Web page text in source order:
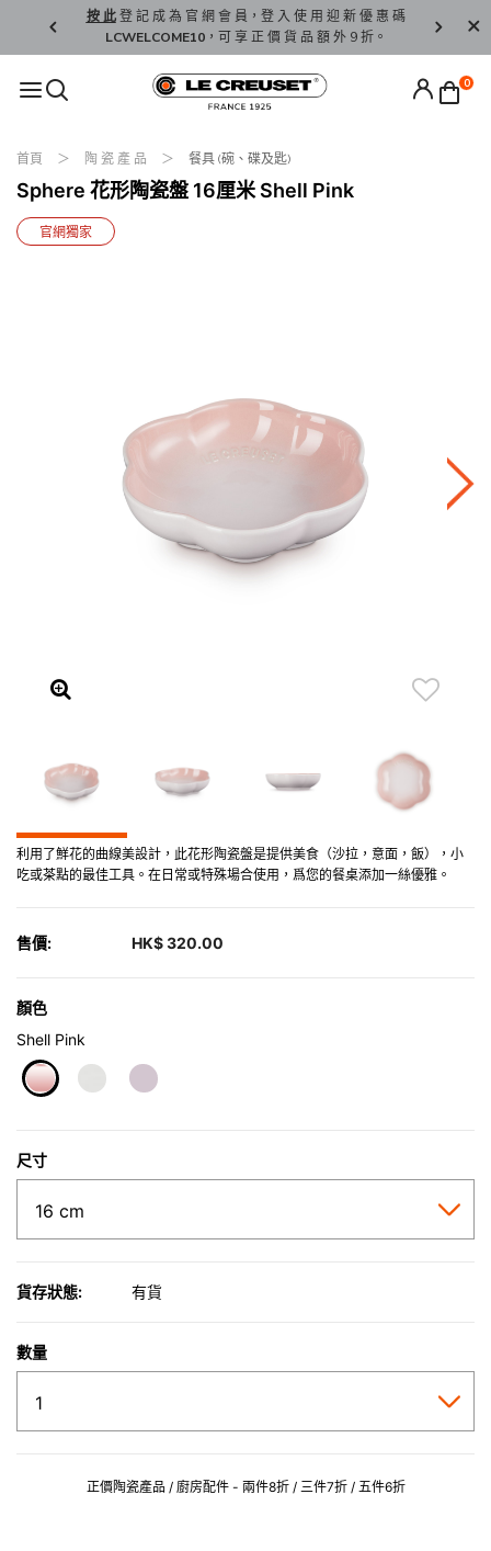
按 此登 記 成 為 官 網 會 員，登 入 使 用 迎 新 優 惠 碼
LCWELCOME10，可 享 正 價 貨 品 額 外 9 折。
香 港 / 澳
0
首頁 陶 瓷 產 品 餐具 (碗、碟及匙)
Sphere 花形陶瓷盤 16厘米 Shell Pink
官網獨家
利用了鮮花的曲線美設計，此花形陶瓷盤是提供美食（沙拉，意面，飯），小
吃或茶點的最佳工具。在日常或特殊場合使用，爲您的餐桌添加一絲優雅。
售價: HK$ 320.00
顏色
Shell Pink
尺寸
貨存狀態: 有貨
數量
正價陶瓷產品 / 廚房配件 - 兩件8折 / 三件7折 / 五件6折